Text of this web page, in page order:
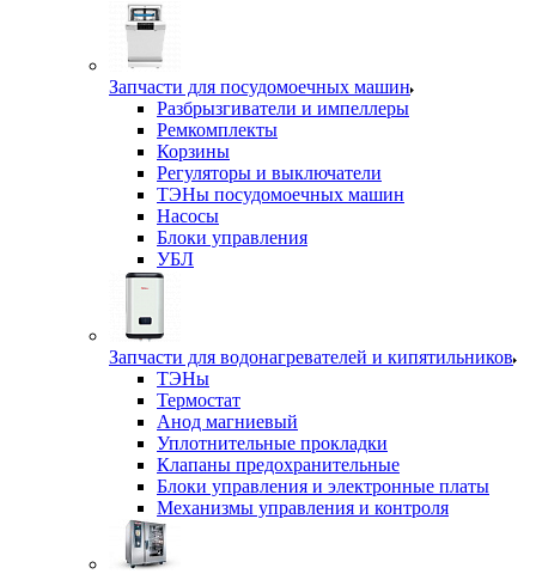
Запчасти для посудомоечных машин
Разбрызгиватели и импеллеры
Ремкомплекты
Корзины
Регуляторы и выключатели
ТЭНы посудомоечных машин
Насосы
Блоки управления
УБЛ
Запчасти для водонагревателей и кипятильников
ТЭНы
Термостат
Анод магниевый
Уплотнительные прокладки
Клапаны предохранительные
Блоки управления и электронные платы
Механизмы управления и контроля